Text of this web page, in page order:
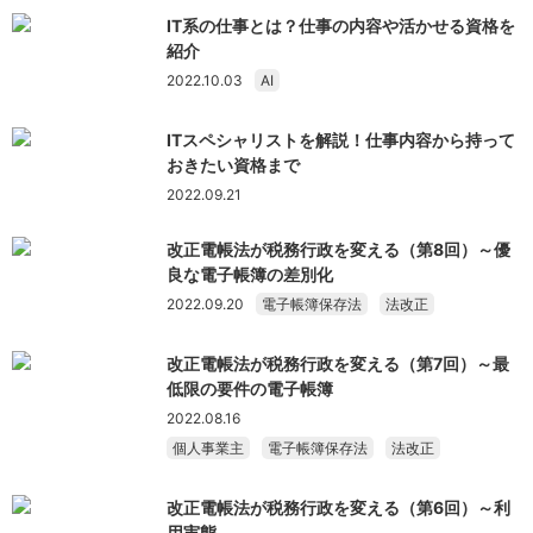
IT系の仕事とは？仕事の内容や活かせる資格を
紹介
2022.10.03 AI
ITスペシャリストを解説！仕事内容から持って
おきたい資格まで
2022.09.21
改正電帳法が税務行政を変える（第8回）～優
良な電子帳簿の差別化
2022.09.20 電子帳簿保存法 法改正
改正電帳法が税務行政を変える（第7回）～最
低限の要件の電子帳簿
2022.08.16
個人事業主
電子帳簿保存法 法改正
改正電帳法が税務行政を変える（第6回）～利